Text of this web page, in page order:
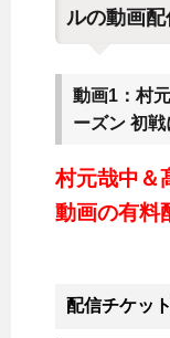
ルの動画
動画1：村
ーズン 初戦
村元哉中＆
動画の有料
配信チケッ